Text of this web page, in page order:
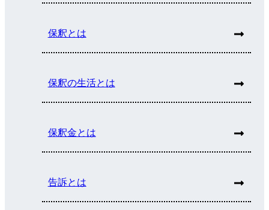
保釈とは
保釈の生活とは
保釈金とは
告訴とは